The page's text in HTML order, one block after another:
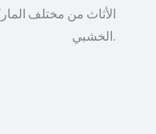
الأثاث من مختلف
الخشبي.